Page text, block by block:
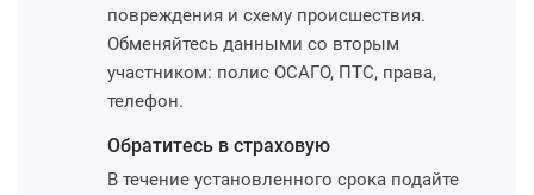
повреждения и схему происшествия.
Обменяйтесь данными со вторым
участником: полис ОСАГО, ПТС, права,
телефон.
Обратитесь в страховую
В течение установленного срока подайте